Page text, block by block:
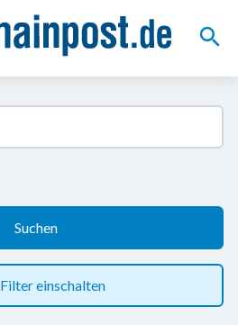
Suchen
Filter einschalten